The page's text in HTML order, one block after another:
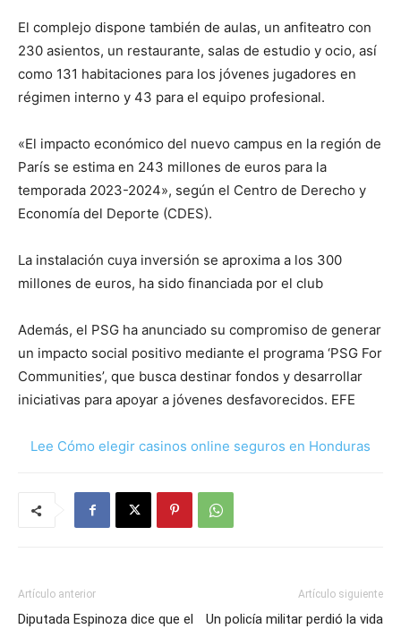
El complejo dispone también de aulas, un anfiteatro con
230 asientos, un restaurante, salas de estudio y ocio, así
como 131 habitaciones para los jóvenes jugadores en
régimen interno y 43 para el equipo profesional.
«El impacto económico del nuevo campus en la región de
París se estima en 243 millones de euros para la
temporada 2023-2024», según el Centro de Derecho y
Economía del Deporte (CDES).
La instalación cuya inversión se aproxima a los 300
millones de euros, ha sido financiada por el club
Además, el PSG ha anunciado su compromiso de generar
un impacto social positivo mediante el programa ‘PSG For
Communities’, que busca destinar fondos y desarrollar
iniciativas para apoyar a jóvenes desfavorecidos. EFE
Lee Cómo elegir casinos online seguros en Honduras
Artículo anterior
Diputada Espinoza dice que el
Artículo siguiente
Un policía militar perdió la vida